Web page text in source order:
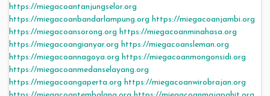
https://miegacoantanjungselor.org
https://miegacoanbandarlampung.org https://miegacoanjambi.org
https://miegacoansorong.org https://miegacoanminahasa.org
https://miegacoangianyar.org https://miegacoansleman.org
https://miegacoannagoya.org https://miegacoanmongonsidi.org
https://miegacoanmedanselayang.org
https://miegacoangaperta.org https://miegacoanwirobrajan.org